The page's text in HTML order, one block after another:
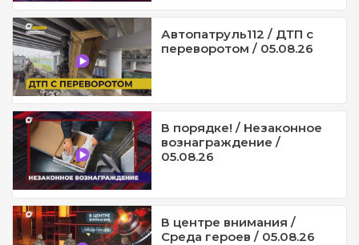
Автопатруль112 / ДТП с
переворотом / 05.08.26
В порядке! / Незаконное
вознаграждение /
05.08.26
В центре внимания /
Среда героев / 05.08.26